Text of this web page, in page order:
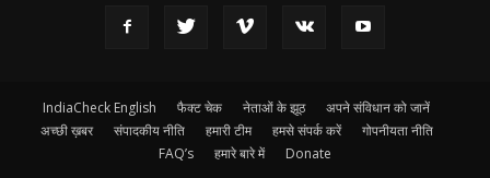
IndiaCheck English फैक्ट चेक नेताओं के झूठ
अपने संविधान को जानें
अच्छी ख़बर
संपादकीय नीति हमारी टीम हमसे संपर्क करें
गोपनीयता नीति
FAQ’s
हमारे बारे में Donate